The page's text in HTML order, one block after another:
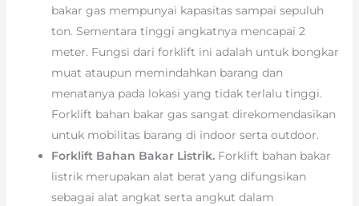
bakar gas mempunyai kapasitas sampai sepuluh
ton. Sementara tinggi angkatnya mencapai 2
meter. Fungsi dari forklift ini adalah untuk bongkar
muat ataupun memindahkan barang dan
menatanya pada lokasi yang tidak terlalu tinggi.
Forklift bahan bakar gas sangat direkomendasikan
untuk mobilitas barang di indoor serta outdoor.
Forklift Bahan Bakar Listrik. Forklift bahan bakar
listrik merupakan alat berat yang difungsikan
sebagai alat angkat serta angkut dalam